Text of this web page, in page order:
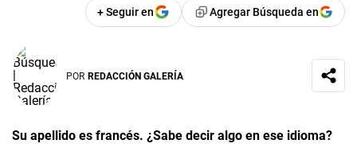
+ Seguir en Agregar Búsqueda en
POR REDACCIÓN GALERÍA
Su apellido es francés. ¿Sabe decir algo en ese idioma?